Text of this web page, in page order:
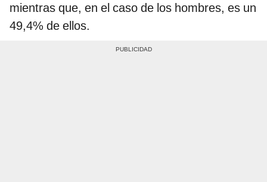
mientras que, en el caso de los hombres, es un
49,4% de ellos.